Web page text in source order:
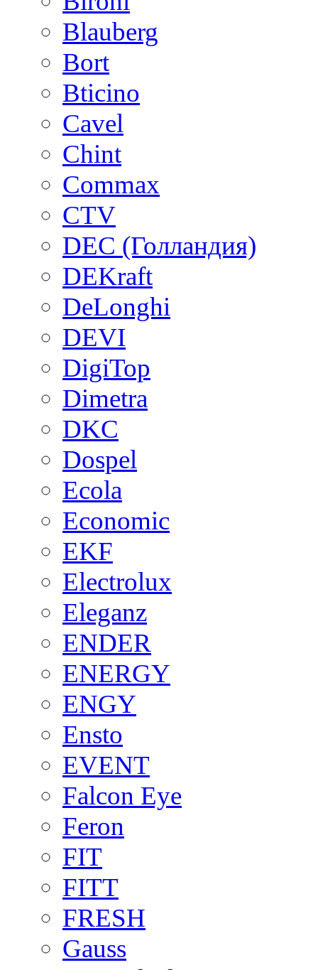
Blauberg
Bort
Bticino
Cavel
Chint
Commax
CTV
DEC (Голландия)
DEKraft
DeLonghi
DEVI
DigiTop
Dimetra
DKC
Dospel
Ecola
Economic
EKF
Electrolux
Eleganz
ENDER
ENERGY
ENGY
Ensto
EVENT
Falcon Eye
Feron
FIT
FITT
FRESH
Gauss